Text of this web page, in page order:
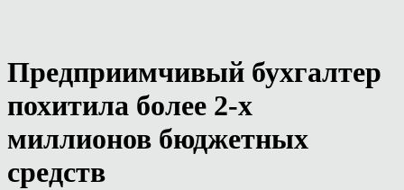
Предприимчивый бухгалтер
похитила более 2-х
миллионов бюджетных
средств